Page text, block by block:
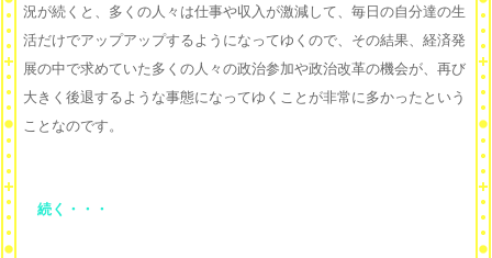
況が続くと、多くの人々は仕事や収入が激減して、毎日の自分達の生
活だけでアップアップするようになってゆくので、その結果、経済発
展の中で求めていた多くの人々の政治参加や政治改革の機会が、再び
大きく後退するような事態になってゆくことが非常に多かったという
ことなのです。
続く・・・